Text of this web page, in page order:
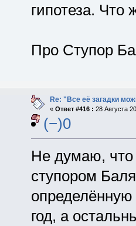
гипотеза. Что
Про Ступор
Re: "Все её загадки
« Ответ #416 : 28 Августа
(−)0
Не думаю, что
ступором
год, а